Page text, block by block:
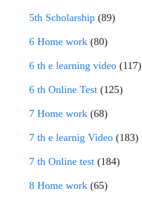
5th Scholarship (89)
6 Home work (80)
6 th e learning video (117)
6 th Online Test (125)
7 Home work (68)
7 th e learnig Video (183)
7 th Online test (184)
8 Home work (65)